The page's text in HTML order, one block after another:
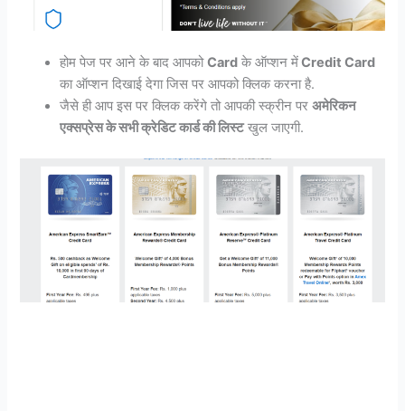
होम पेज पर आने के बाद आपकोCard के ऑप्शन मेंCredit Card
का ऑप्शन दिखाई देगा जिस पर आपको क्लिक करना है.
जैसे ही आप इस पर क्लिक करेंगे तो आपकी स्क्रीन परअमेरिकन
एक्सप्रेस के सभी क्रेडिट कार्ड की लिस्टखुल जाएगी.